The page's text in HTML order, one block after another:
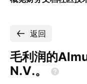
返回
毛利润的
N.V.。